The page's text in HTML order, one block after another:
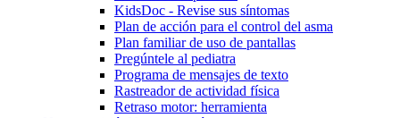
KidsDoc - Revise sus síntomas
Plan de acción para el control del asma
Plan familiar de uso de pantallas
Pregúntele al pediatra
Programa de mensajes de texto
Rastre​​ador de activida​d física
Retraso motor: herramienta